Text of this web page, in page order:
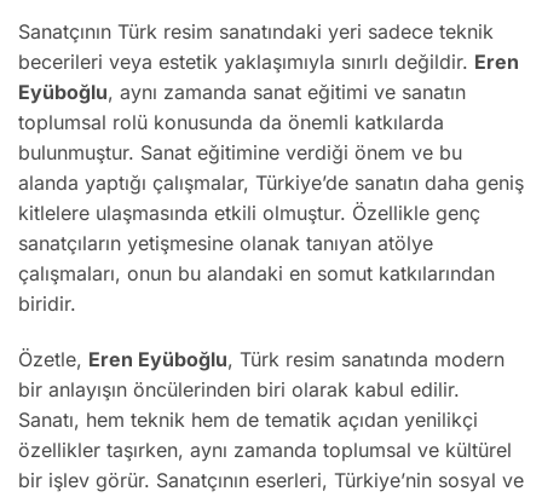
Sanatçının Türk resim sanatındaki yeri sadece teknik
becerileri veya estetik yaklaşımıyla sınırlı değildir. Eren
Eyüboğlu, aynı zamanda sanat eğitimi ve sanatın
toplumsal rolü konusunda da önemli katkılarda
bulunmuştur. Sanat eğitimine verdiği önem ve bu
alanda yaptığı çalışmalar, Türkiye’de sanatın daha geniş
kitlelere ulaşmasında etkili olmuştur. Özellikle genç
sanatçıların yetişmesine olanak tanıyan atölye
çalışmaları, onun bu alandaki en somut katkılarından
biridir.
Özetle, Eren Eyüboğlu, Türk resim sanatında modern
bir anlayışın öncülerinden biri olarak kabul edilir.
Sanatı, hem teknik hem de tematik açıdan yenilikçi
özellikler taşırken, aynı zamanda toplumsal ve kültürel
bir işlev görür. Sanatçının eserleri, Türkiye’nin sosyal ve